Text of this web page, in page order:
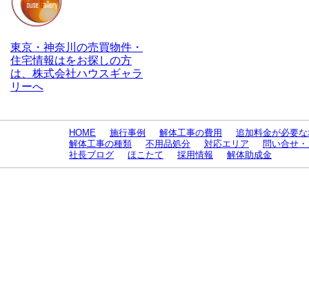
東京・神奈川の売買物件・
住宅情報はをお探しの方
は、株式会社ハウスギャラ
リーへ
HOME 施行事例 解体工事の費用
追加料金が必要
解体工事の種類
不用品処分 対応エリア
問い合せ
社長ブログ
ほこたて 採用情報 解体助成金